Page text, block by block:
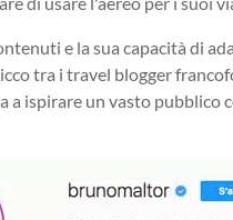
e la sua capacità di
tra i travel blogger
ispirare un vasto pubblico